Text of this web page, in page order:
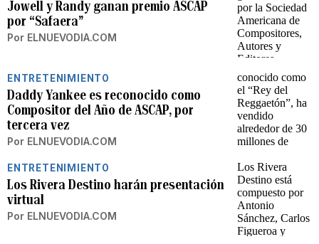
Jowell y Randy ganan premio ASCAP
por “Safaera”
Por ELNUEVODIA.COM
ENTRETENIMIENTO
Daddy Yankee es reconocido como
Compositor del Año de ASCAP, por
tercera vez
Por ELNUEVODIA.COM
ENTRETENIMIENTO
Los Rivera Destino harán presentación
virtual
Por ELNUEVODIA.COM